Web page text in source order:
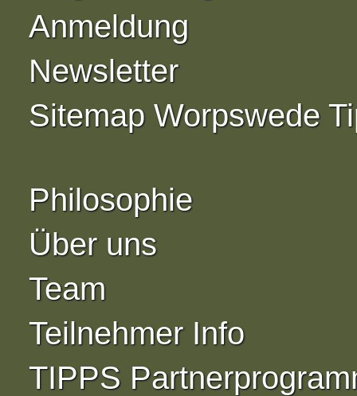
Anmeldung
Newsletter
Sitemap Worpswede
Philosophie
Über uns
Team
Teilnehmer Info
TIPPS